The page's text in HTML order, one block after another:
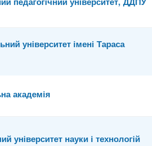
університет імені Тараса
академія
університет науки і технологій